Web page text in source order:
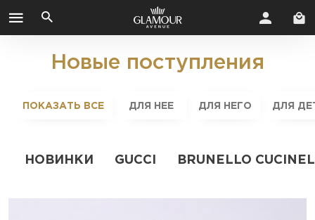
Новые поступления
ПОКАЗАТЬ ВСЕ ДЛЯ НЕЕ ДЛЯ НЕГО ДЛЯ
НОВИНКИ GUCCI BRUNELLO